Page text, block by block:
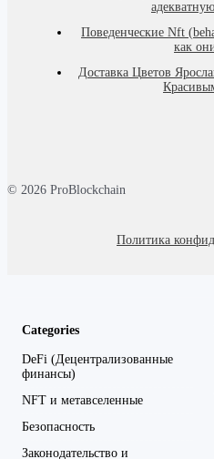
Поведенческие Nft
как
Доставка Цветов
© 2026 ProBlockchain
Политика
Categories
DeFi (Децентрализованные
финансы)
NFT и метавселенные
Безопасность
Законодательство и